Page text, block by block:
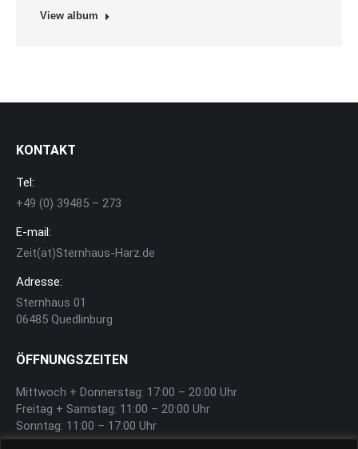
View album
KONTAKT
Tel:
+49 (0) 39485 – 273
E-mail:
Zeit(at)Sternhaus-Harz.de
Adresse:
Sternhaus 01
06485 Quedlinburg
ÖFFNUNGSZEITEN
Mittwoch + Donnerstag: 17:00 – 20:00 Uhr
Freitag + Samstag: 11:00 – 20:00 Uhr
Sonntag: 11:00 – 17:00 Uhr